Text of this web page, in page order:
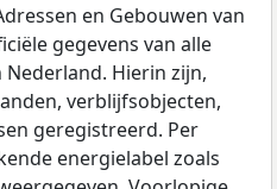
en Gebouwen van
gegevens van alle
Hierin zijn,
verblijfsobjecten,
geregistreerd. Per
energielabel zoals